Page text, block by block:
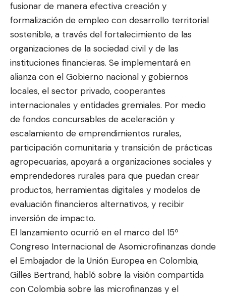
fusionar de manera efectiva creación y
formalización de empleo con desarrollo territorial
sostenible, a través del fortalecimiento de las
organizaciones de la sociedad civil y de las
instituciones financieras. Se implementará en
alianza con el Gobierno nacional y gobiernos
locales, el sector privado, cooperantes
internacionales y entidades gremiales. Por medio
de fondos concursables de aceleración y
escalamiento de emprendimientos rurales,
participación comunitaria y transición de prácticas
agropecuarias, apoyará a organizaciones sociales y
emprendedores rurales para que puedan crear
productos, herramientas digitales y modelos de
evaluación financieros alternativos, y recibir
inversión de impacto.
El lanzamiento ocurrió en el marco del 15º
Congreso Internacional de Asomicrofinanzas donde
el Embajador de la Unión Europea en Colombia,
Gilles Bertrand, habló sobre la visión compartida
con Colombia sobre las microfinanzas y el